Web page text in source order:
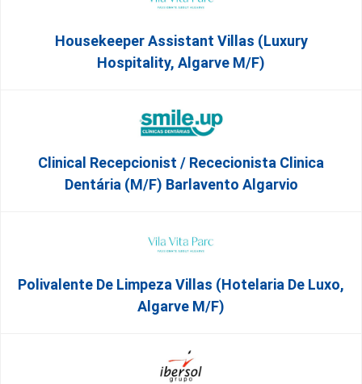
Housekeeper Assistant Villas (Luxury
Hospitality, Algarve M/F)
Clinical Recepcionist / Rececionista Clinica
Dentária (M/F) Barlavento Algarvio
Polivalente De Limpeza Villas (Hotelaria De Luxo,
Algarve M/F)